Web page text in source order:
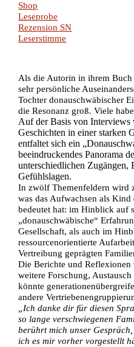
Shop
Leseprobe
Rezension SN
Leserstimme
Als die Autorin in ihrem Buch
sehr persönliche
Tochter donauschwäbischer
die Resonanz groß. Viele
Auf der Basis von Interviews
Geschichten in einer starken
entfaltet sich ein
beeindruckendes Panorama
unterschiedlichen Zugängen,
Gefühlslagen.
In zwölf Themenfeldern wird
was das Aufwachsen als
bedeutet hat: im Hinblick auf
„donauschwäbische“
Gesellschaft, als auch im
ressourcenorientierte
Vertreibung geprägten
Die Berichte und Reflexionen
weitere Forschung,
könnte
andere
„Ich danke dir für diesen
so lange verschwiegenen
berührt mich unser
ich es mir vorher vorgestellt